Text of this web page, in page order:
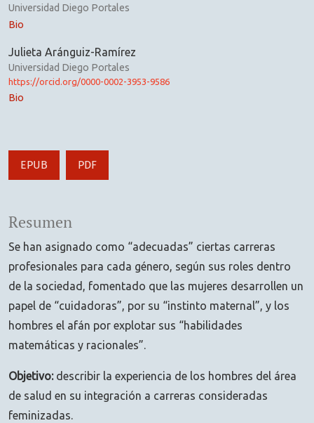
Universidad Diego Portales
Bio
Julieta Aránguiz-Ramírez
Universidad Diego Portales
https://orcid.org/0000-0002-3953-9586
Bio
EPUB PDF
Resumen
Se han asignado como “adecuadas” ciertas carreras
profesionales para cada género, según sus roles dentro
de la sociedad, fomentado que las mujeres desarrollen un
papel de “cuidadoras”, por su “instinto maternal”, y los
hombres el afán por explotar sus “habilidades
matemáticas y racionales”.
Objetivo:describir la experiencia de los hombres del área
de salud en su integración a carreras consideradas
feminizadas.